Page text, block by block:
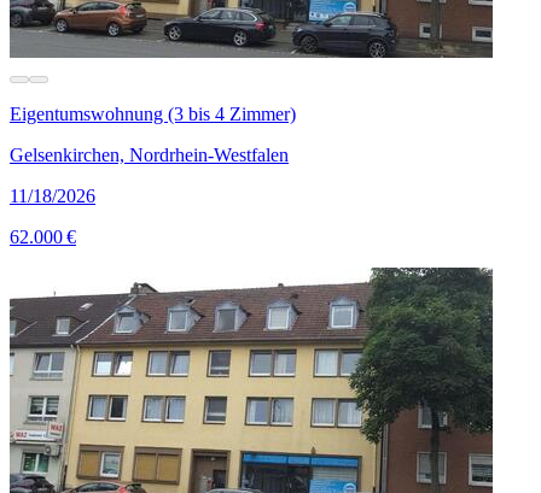
Eigentumswohnung (3 bis 4 Zimmer)
Gelsenkirchen, Nordrhein-Westfalen
11/18/2026
62.000 €